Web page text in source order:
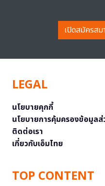
เปิดสมัครสม
LEGAL
นโยบายคุกกี้
นโยบายการคุ้มครองข้อมูล
ติดต่อเรา
เกี่ยวกับเอ็มไทย
TOP CONTENT